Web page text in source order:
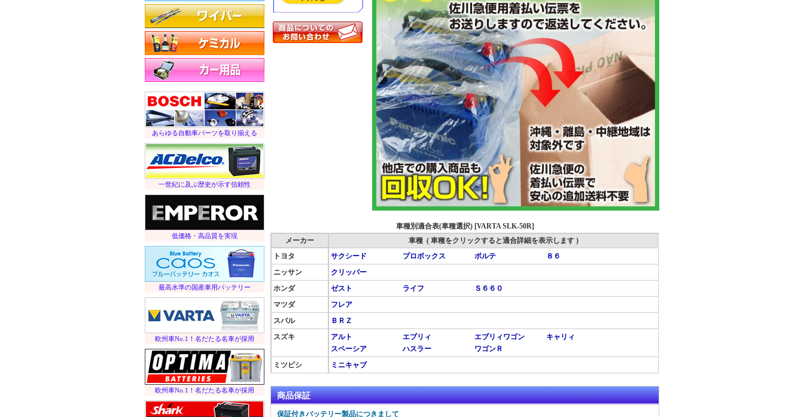
ワイパーブレード
ケミカル
あらゆる自動車パーツを取り揃える
一世紀に及ぶ歴史が示す信頼性
低価格・高品質を実現
最高水準の国産車用バッテリー
欧州車No.1！名だたる名車が採用
欧州車No.1！名だたる名車が採用
車種別適合表(車種選択) [VARTA SLK-50R]
メーカー
車種 ( 車種をクリックすると適合詳細を表示します )
トヨタ
サクシード プロボックス ポルテ
８６
ニッサン
クリッパー
ホンダ
ゼスト ライフ
Ｓ６６０
マツダ
フレア
スバル
ＢＲＺ
スズキ
アルト エブリィ エブリィワゴン
キャリィ
スペーシア
ハスラー
ワゴンＲ
ミツビシ
ミニキャブ
商品保証
保証付きバッテリー製品につきまして